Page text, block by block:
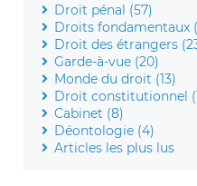
Droit pénal (57)
Droits fondamentaux
Droit des étrangers
Garde-à-vue (20)
Monde du droit (13)
Droit constitutionnel
Cabinet (8)
Déontologie (4)
Articles les plus lus